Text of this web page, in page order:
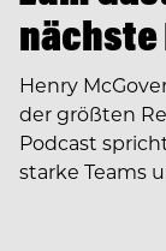
nächste
Henry
der größten
Podcast
starke Teams